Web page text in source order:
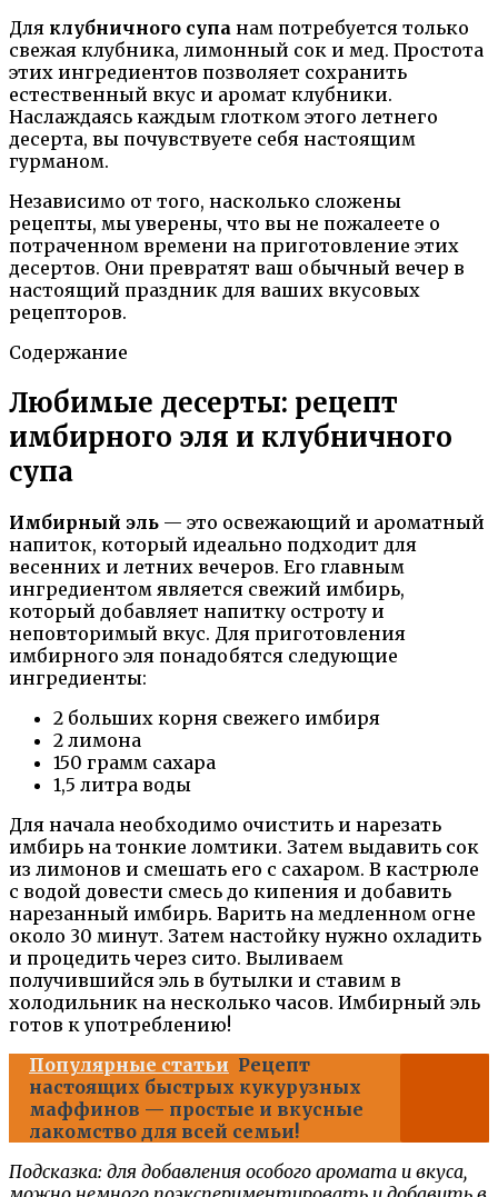
Для клубничного супа нам потребуется только
свежая клубника, лимонный сок и мед. Простота
этих ингредиентов позволяет сохранить
естественный вкус и аромат клубники.
Наслаждаясь каждым глотком этого летнего
десерта, вы почувствуете себя настоящим
гурманом.
Независимо от того, насколько сложены
рецепты, мы уверены, что вы не пожалеете о
потраченном времени на приготовление этих
десертов. Они превратят ваш обычный вечер в
настоящий праздник для ваших вкусовых
рецепторов.
Содержание
Любимые десерты: рецепт
имбирного эля и клубничного
супа
Имбирный эль — это освежающий и ароматный
напиток, который идеально подходит для
весенних и летних вечеров. Его главным
ингредиентом является свежий имбирь,
который добавляет напитку остроту и
неповторимый вкус. Для приготовления
имбирного эля понадобятся следующие
ингредиенты:
2 больших корня свежего имбиря
2 лимона
150 грамм сахара
1,5 литра воды
Для начала необходимо очистить и нарезать
имбирь на тонкие ломтики. Затем выдавить сок
из лимонов и смешать его с сахаром. В кастрюле
с водой довести смесь до кипения и добавить
нарезанный имбирь. Варить на медленном огне
около 30 минут. Затем настойку нужно охладить
и процедить через сито. Выливаем
получившийся эль в бутылки и ставим в
холодильник на несколько часов. Имбирный эль
готов к употреблению!
Популярные статьи Рецепт
настоящих быстрых кукурузных
маффинов — простые и вкусные
лакомство для всей семьи!
Подсказка: для добавления особого аромата и вкуса,